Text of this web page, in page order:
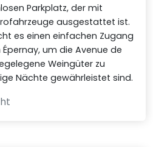
Parkplatz, der mit
ausgestattet ist.
es einen einfachen Zugang
um die Avenue de
Weingüter zu
Nächte gewährleistet sind.